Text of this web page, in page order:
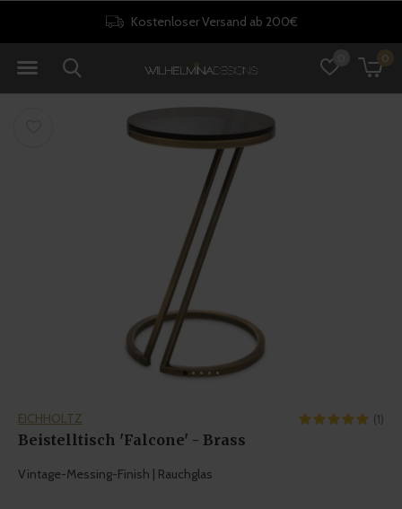
0
Kostenloser Versand ab 200€
EICHHOLTZ (1)
Beistelltisch 'Falcone' - Brass
Vintage-Messing-Finish | Rauchglas